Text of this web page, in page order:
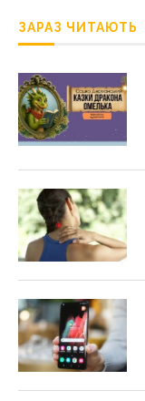
ЗАРАЗ ЧИТАЮТЬ